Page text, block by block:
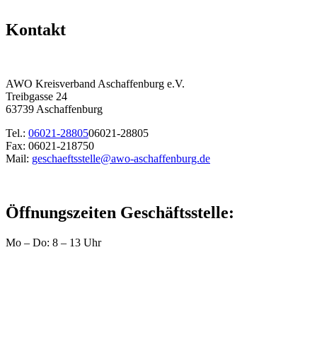
Kontakt
AWO Kreisverband Aschaffenburg e.V.
Treibgasse 24
63739 Aschaffenburg
Tel.: 06021-2880506021-28805
Fax: 06021-218750
Mail: geschaeftsstelle@awo-aschaffenburg.de
Öffnungszeiten Geschäftsstelle:
Mo – Do: 8 – 13 Uhr